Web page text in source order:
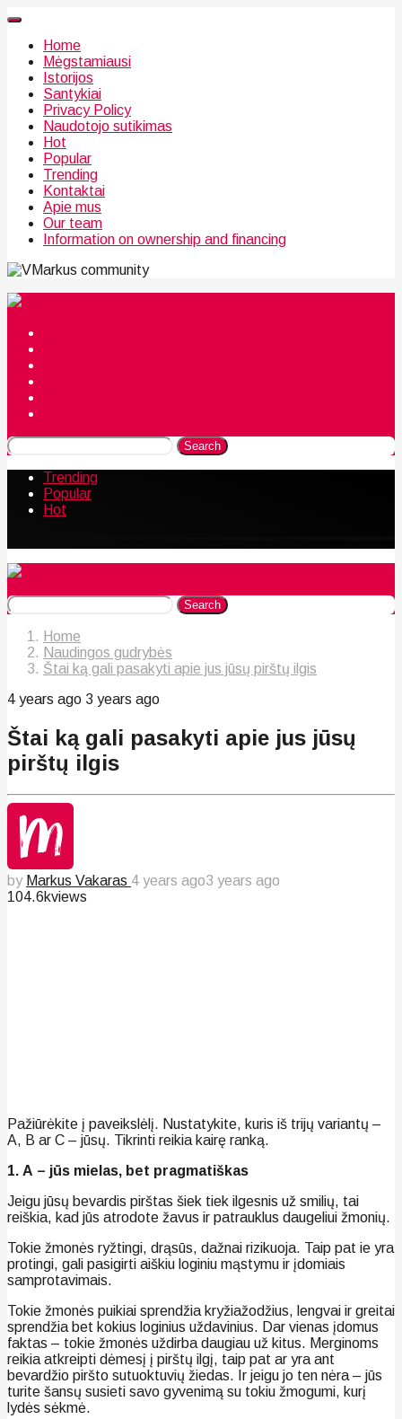
Home
Mėgstamiausi
Istorijos
Santykiai
Privacy Policy
Naudotojo sutikimas
Hot
Popular
Trending
Kontaktai
Apie mus
Our team
Information on ownership and financing
community
Search
Trending
Popular
Hot
Search
Home
Naudingos gudrybės
Štai ką gali pasakyti apie jus jūsų pirštų ilgis
4 years ago 3 years ago
Štai ką gali pasakyti apie jus jūsų
pirštų ilgis
by Markus Vakaras 4 years ago3 years ago
104.6kviews
Pažiūrėkite į paveikslėlį. Nustatykite, kuris iš trijų variantų –
A, B ar C – jūsų. Tikrinti reikia kairę ranką.
1. А – jūs mielas, bet pragmatiškas
Jeigu jūsų bevardis pirštas šiek tiek ilgesnis už smilių, tai
reiškia, kad jūs atrodote žavus ir patrauklus daugeliui žmonių.
Tokie žmonės ryžtingi, drąsūs, dažnai rizikuoja. Taip pat ie yra
protingi, gali pasigirti aiškiu loginiu mąstymu ir įdomiais
samprotavimais.
Tokie žmonės puikiai sprendžia kryžiažodžius, lengvai ir greitai
sprendžia bet kokius loginius uždavinius. Dar vienas įdomus
faktas – tokie žmonės uždirba daugiau už kitus. Merginoms
reikia atkreipti dėmesį į pirštų ilgį, taip pat ar yra ant
bevardžio piršto sutuoktuvių žiedas. Ir jeigu jo ten nėra – jūs
turite šansų susieti savo gyvenimą su tokiu žmogumi, kurį
lydės sėkmė.